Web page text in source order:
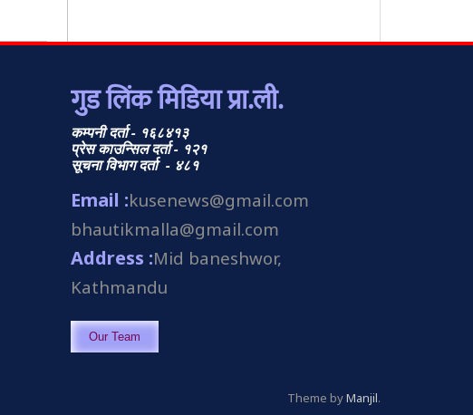
गुड लिंक मिडिया प्रा.ली.
कम्पनी दर्ता - १६८४१३
प्रेस काउन्सिल दर्ता - १२१
सूचना विभाग दर्ता - ४८१
Email :kusenews@gmail.com
bhautikmalla@gmail.com
Address :Mid baneshwor,
Kathmandu
Our Team
Theme byManjil.